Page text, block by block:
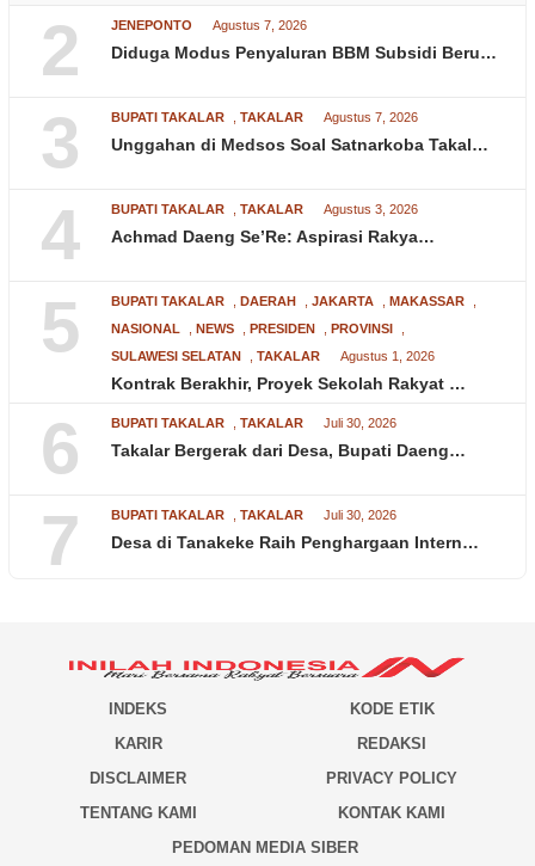
2 JENEPONTO Agustus 7, 2026
Diduga Modus Penyaluran BBM Subsidi Beru…
3 BUPATI TAKALAR TAKALAR Agustus 7, 2026
Unggahan di Medsos Soal Satnarkoba Takal…
4 BUPATI TAKALAR TAKALAR Agustus 3, 2026
Achmad Daeng Se’Re: Aspirasi Rakya…
5 BUPATI TAKALAR DAERAH JAKARTA MAKASSAR
NASIONAL
NEWS PRESIDEN PROVINSI
SULAWESI SELATAN
TAKALAR Agustus 1, 2026
Kontrak Berakhir, Proyek Sekolah Rakyat …
6 BUPATI TAKALAR TAKALAR Juli 30, 2026
Takalar Bergerak dari Desa, Bupati Daeng…
7 BUPATI TAKALAR TAKALAR Juli 30, 2026
Desa di Tanakeke Raih Penghargaan Intern…
INDEKS
KODE ETIK
KARIR
REDAKSI
DISCLAIMER
PRIVACY POLICY
TENTANG KAMI
KONTAK KAMI
PEDOMAN MEDIA SIBER